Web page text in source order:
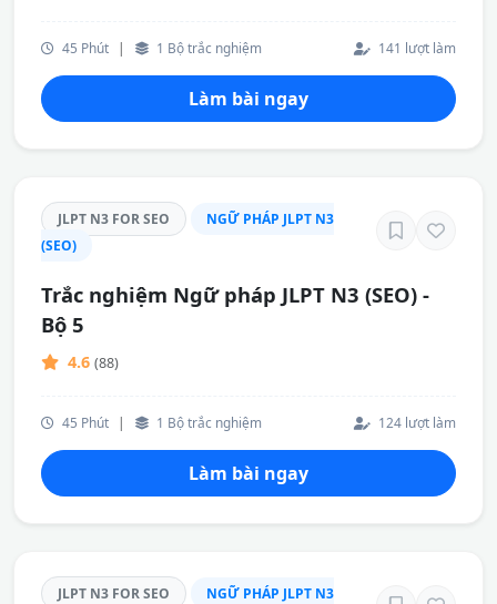
45 Phút | 1 Bộ trắc nghiệm 141 lượt làm
Làm bài ngay
JLPT N3 FOR SEO
NGỮ PHÁP JLPT N3
(SEO)
Trắc nghiệm Ngữ pháp JLPT N3 (SEO) -
Bộ 5
4.6 (88)
45 Phút | 1 Bộ trắc nghiệm 124 lượt làm
Làm bài ngay
JLPT N3 FOR SEO
NGỮ PHÁP JLPT N3